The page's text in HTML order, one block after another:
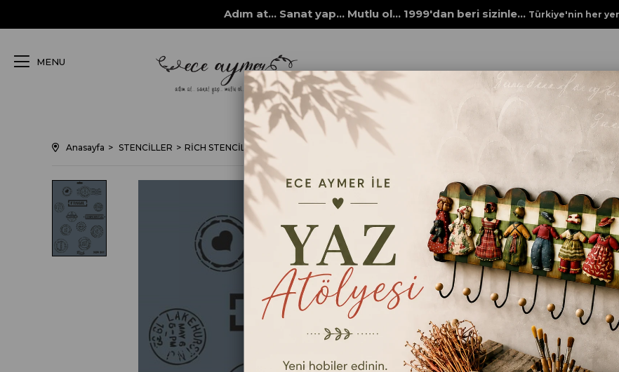
Adım at... Sanat yap... Mutlu ol... 1999'dan beri sizinle... Türkiye'nin her
MENU
Anasayfa STENCİLLER RİCH STENCİL ŞABLONLARI Rich New Seri XL STENCİL NEW SERİ XL 207
STENCİL NEW
₺98,00
Ebat
25x35cm